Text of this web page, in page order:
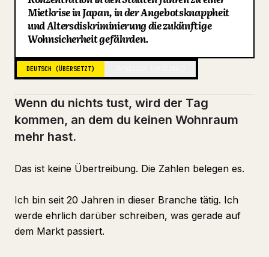
Blog
Updates
Mietkrise in Japan, in der Angebotsknappheit
und Altersdiskriminierung die zukünftige
Wohnsicherheit gefährden.
DEUTSCH (ÜBERSETZT)
Wenn du nichts tust, wird der Tag
kommen, an dem du keinen Wohnraum
mehr hast.
Das ist keine Übertreibung. Die Zahlen belegen es.
Ich bin seit 20 Jahren in dieser Branche tätig. Ich
werde ehrlich darüber schreiben, was gerade auf
dem Markt passiert.